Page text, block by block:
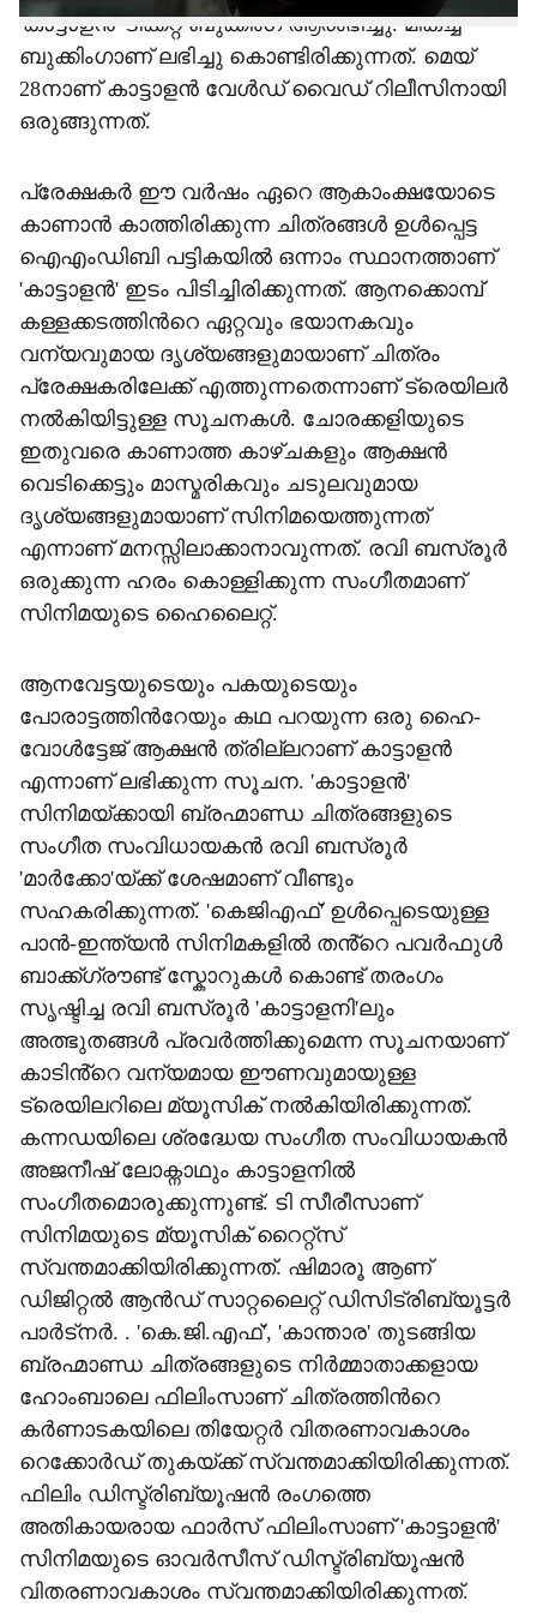
'കാട്ടാളൻ' ടിക്കറ്റ് ബുക്കിംഗ് ആരംഭിച്ചു. മികച്ച
ബുക്കിംഗാണ് ലഭിച്ചു കൊണ്ടിരിക്കുന്നത്. മെയ്
28നാണ് കാട്ടാളൻ വേൾഡ് വൈഡ് റിലീസിനായി
ഒരുങ്ങുന്നത്.
പ്രേക്ഷകർ ഈ വർഷം ഏറെ ആകാംക്ഷയോടെ
കാണാൻ കാത്തിരിക്കുന്ന ചിത്രങ്ങള്‍ ഉള്‍പ്പെട്ട
ഐഎംഡിബി പട്ടികയിൽ ഒന്നാം സ്ഥാനത്താണ്
'കാട്ടാളൻ' ഇടം പിടിച്ചിരിക്കുന്നത്. ആനക്കൊമ്പ്
കള്ളക്കടത്തിന്‍റെ ഏറ്റവും ഭയാനകവും
വന്യവുമായ ദൃശ്യങ്ങളുമായാണ് ചിത്രം
പ്രേക്ഷകരിലേക്ക് എത്തുന്നതെന്നാണ് ട്രെയിലർ
നൽകിയിട്ടുള്ള സൂചനകൾ. ചോരക്കളിയുടെ
ഇതുവരെ കാണാത്ത കാഴ്ചകളും ആക്ഷൻ
വെടിക്കെട്ടും മാസ്മരികവും ചടുലവുമായ
ദൃശ്യങ്ങളുമായാണ് സിനിമയെത്തുന്നത്
എന്നാണ് മനസ്സിലാക്കാനാവുന്നത്. രവി ബസ്രൂർ
ഒരുക്കുന്ന ഹരം കൊള്ളിക്കുന്ന സംഗീതമാണ്
സിനിമയുടെ ഹൈലൈറ്റ്.
ആനവേട്ടയുടെയും പകയുടെയും
പോരാട്ടത്തിന്‍റേയും കഥ പറയുന്ന ഒരു ഹൈ-
വോൾട്ടേജ് ആക്ഷൻ ത്രില്ലറാണ് കാട്ടാളൻ
എന്നാണ് ലഭിക്കുന്ന സൂചന. 'കാട്ടാളൻ'
സിനിമയ്ക്കായി ബ്രഹ്മാണ്ഡ ചിത്രങ്ങളുടെ
സംഗീത സംവിധായകൻ രവി ബസ്രൂർ
'മാർക്കോ'യ്ക്ക് ശേഷമാണ് വീണ്ടും
സഹകരിക്കുന്നത്. 'കെജിഎഫ്' ഉൾപ്പെടെയുള്ള
പാൻ-ഇന്ത്യൻ സിനിമകളിൽ തൻ്റെ പവർഫുൾ
ബാക്ക്ഗ്രൗണ്ട് സ്കോറുകൾ കൊണ്ട് തരംഗം
സൃഷ്ടിച്ച രവി ബസ്രൂർ 'കാട്ടാളനി'ലും
അത്ഭുതങ്ങൾ പ്രവർത്തിക്കുമെന്ന സൂചനയാണ്
കാടിൻ്റെ വന്യമായ ഈണവുമായുള്ള
ട്രെയിലറിലെ മ്യൂസിക് നൽകിയിരിക്കുന്നത്.
കന്നഡയിലെ ശ്രദ്ധേയ സംഗീത സംവിധായകൻ
അജനീഷ് ലോക്നാഥും കാട്ടാളനിൽ
സംഗീതമൊരുക്കുന്നുണ്ട്. ടി സീരീസാണ്
സിനിമയുടെ മ്യൂസിക് റൈറ്റ്സ്
സ്വന്തമാക്കിയിരിക്കുന്നത്. ഷിമാരൂ ആണ്
ഡിജിറ്റൽ ആൻഡ് സാറ്റലൈറ്റ് ഡിസിട്രിബ്യൂട്ടർ
പാർട്നർ. . 'കെ.ജി.എഫ്', 'കാന്താര' തുടങ്ങിയ
ബ്രഹ്മാണ്ഡ ചിത്രങ്ങളുടെ നിർമ്മാതാക്കളായ
ഹോംബാലെ ഫിലിംസാണ് ചിത്രത്തിന്‍റെ
കർണാടകയിലെ തിയേറ്റർ വിതരണാവകാശം
റെക്കോർഡ് തുകയ്ക്ക് സ്വന്തമാക്കിയിരിക്കുന്നത്.
ഫിലിം ഡിസ്ട്രിബ്യൂഷൻ രംഗത്തെ
അതികായരായ ഫാർസ് ഫിലിംസാണ് 'കാട്ടാളൻ'
സിനിമയുടെ ഓവർസീസ് ഡിസ്ട്രിബ്യൂഷൻ
വിതരണാവകാശം സ്വന്തമാക്കിയിരിക്കുന്നത്.